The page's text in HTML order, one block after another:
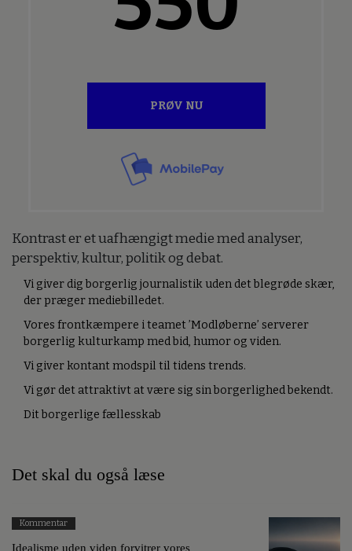
PRØV NU
Kontrast er et uafhængigt medie med analyser,
perspektiv, kultur, politik og debat.
Vi giver dig borgerlig journalistik uden det blegrøde skær,
der præger mediebilledet.
Vores frontkæmpere i teamet ’Modløberne’ serverer
borgerlig kulturkamp med bid, humor og viden.
Vi giver kontant modspil til tidens trends.
Vi gør det attraktivt at være sig sin borgerlighed bekendt.
Dit borgerlige fællesskab
Det skal du også læse
Kommentar
Idealisme uden viden forvitrer vores